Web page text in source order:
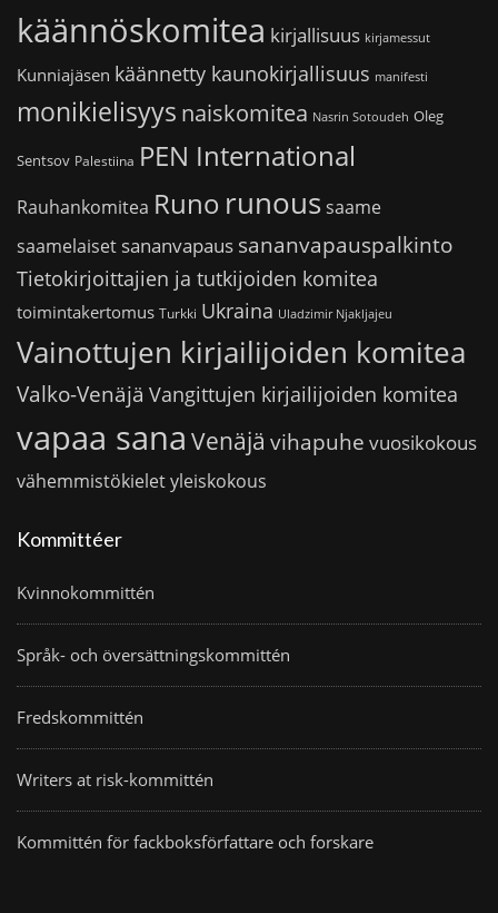
käännöskomitea kirjallisuus kirjamessut
Kunniajäsen käännetty kaunokirjallisuus manifesti
monikielisyys naiskomitea Nasrin Sotoudeh Oleg
Sentsov Palestiina PEN International
Rauhankomitea Runo runoussaame
saamelaiset sananvapaus sananvapauspalkinto
Tietokirjoittajien ja tutkijoiden komitea
toimintakertomus Turkki Ukraina Uladzimir Njakljajeu
Vainottujen kirjailijoiden komitea
Valko-Venäjä Vangittujen kirjailijoiden komitea
vapaa sana Venäjä vihapuhe vuosikokous
vähemmistökieletyleiskokous
Kommittéer
Kvinnokommittén
Språk- och översättningskommittén
Fredskommittén
Writers at risk-kommittén
Kommittén för fackboksförfattare och forskare